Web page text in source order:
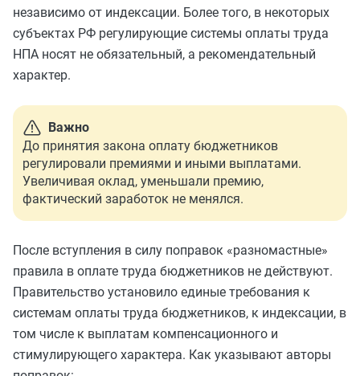
независимо от индексации. Более того, в некоторых
субъектах РФ регулирующие системы оплаты труда
НПА носят не обязательный, а рекомендательный
характер.
Важно
До принятия закона оплату бюджетников
регулировали премиями и иными выплатами.
Увеличивая оклад, уменьшали премию,
фактический заработок не менялся.
После вступления в силу поправок «разномастные»
правила в оплате труда бюджетников не действуют.
Правительство установило единые требования к
системам оплаты труда бюджетников, к индексации, в
том числе к выплатам компенсационного и
стимулирующего характера. Как указывают авторы